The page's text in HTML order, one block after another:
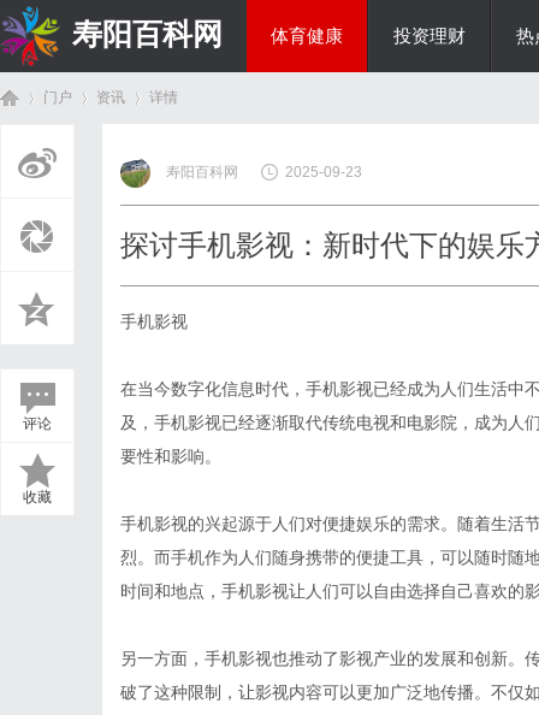
寿阳百科网 体育健康 投资理财 热
门户 资讯
›
详情
评论
收藏
寿阳百科网 2025-09-23
探讨手机影视：新时代下的娱乐
手机影视
在当今数字化信息时代，手机影视已经成为人们生活中
及，手机影视已经逐渐取代传统电视和电影院，成为人
要性和影响。
手机影视的兴起源于人们对便捷娱乐的需求。随着生活
烈。而手机作为人们随身携带的便捷工具，可以随时随
时间和地点，手机影视让人们可以自由选择自己喜欢的
另一方面，手机影视也推动了影视产业的发展和创新。
破了这种限制，让影视内容可以更加广泛地传播。不仅